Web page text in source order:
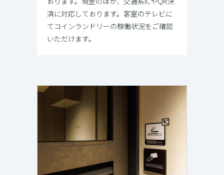
済に対応しております。客室のテレビに
てコインランドリーの稼働状況をご確認
いただけます。